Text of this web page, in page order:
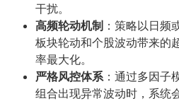
干扰。
高频轮动机制 ：策略以日频
板块轮动和个股波动带来的
率最大化。
严格风控体系 ：通过多因子
组合出现异常波动时，系统